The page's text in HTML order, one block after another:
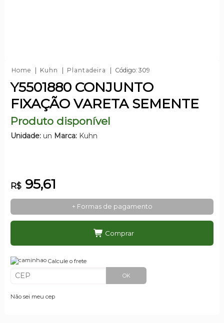
Home Kuhn Plantadeira Código: 309
Y5501880 CONJUNTO
FIXAÇÃO VARETA SEMENTE
Produto disponível
Unidade:un Marca:Kuhn
R$95,61
+ Formas de pagamento
Comprar
Calcule o frete
OK
Não sei meu cep